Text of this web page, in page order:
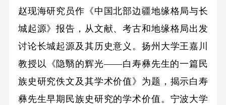
赵现海研究员作《中国北部边疆地缘格局与长
城起源》报告，从文献、考古和地缘格局出发
讨论长城起源及其历史意义。扬州大学王嘉川
教授以《隐翳的辉光——白寿彝先生的一篇民
族史研究佚文及其学术价值》为题，揭示白寿
彝先生早期民族史研究的学术价值。宁波大学